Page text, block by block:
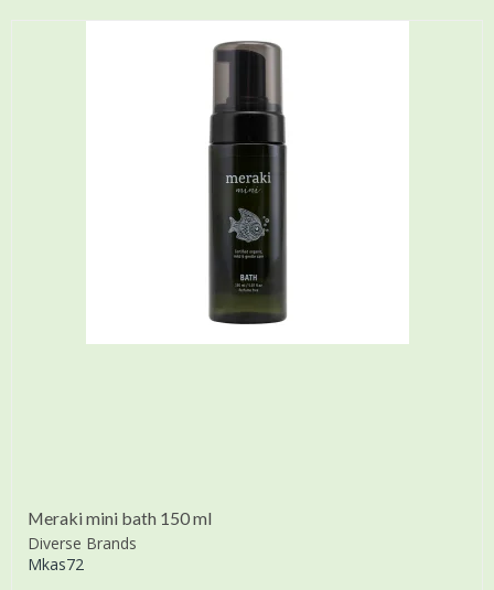
Meraki mini bath 150 ml
Diverse Brands
Mkas72